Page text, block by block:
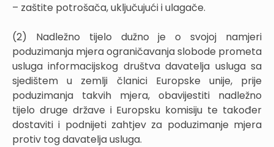
– zaštite potrošača, uključujući i ulagače.
(2) Nadležno tijelo dužno je o svojoj namjeri
poduzimanja mjera ograničavanja slobode prometa
usluga informacijskog društva davatelja usluga sa
sjedištem u zemlji članici Europske unije, prije
poduzimanja takvih mjera, obavijestiti nadležno
tijelo druge države i Europsku komisiju te također
dostaviti i podnijeti zahtjev za poduzimanje mjera
protiv tog davatelja usluga.